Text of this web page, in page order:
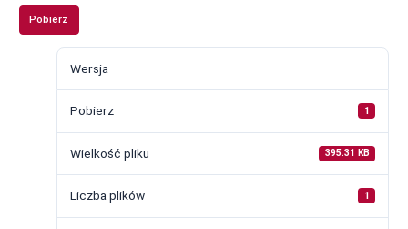
Pobierz
Wersja
Pobierz 1
Wielkość pliku 395.31 KB
Liczba plików 1